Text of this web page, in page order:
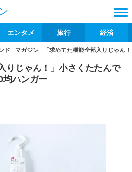
エンタメ 旅行 経済
ド マガジン 「求めてた機能全部入りじゃん
りじゃん！」小さくたたんで
均ハンガー